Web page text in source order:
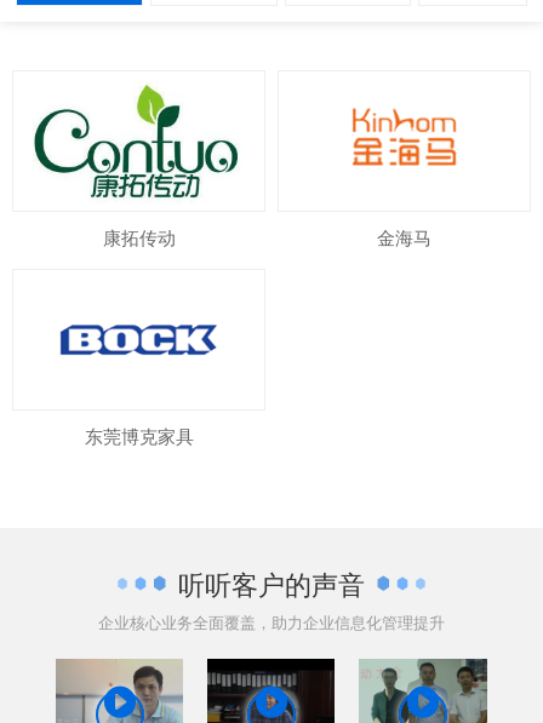
康拓传动 金海马
东莞博克家具
听听客户的声音
企业核心业务全面覆盖，助力企业信息化管理提升
  